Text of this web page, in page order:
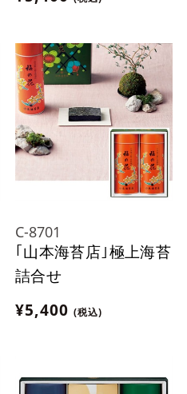
C-8701
｢山本海苔店｣極上海苔
詰合せ
¥5,400 (税込)